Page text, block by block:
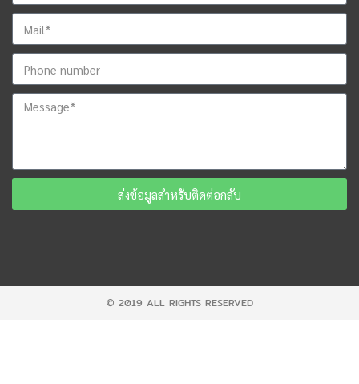
ส่งข้อมูลสำหรับติดต่อกลับ
© 2019 ALL RIGHTS RESERVED​